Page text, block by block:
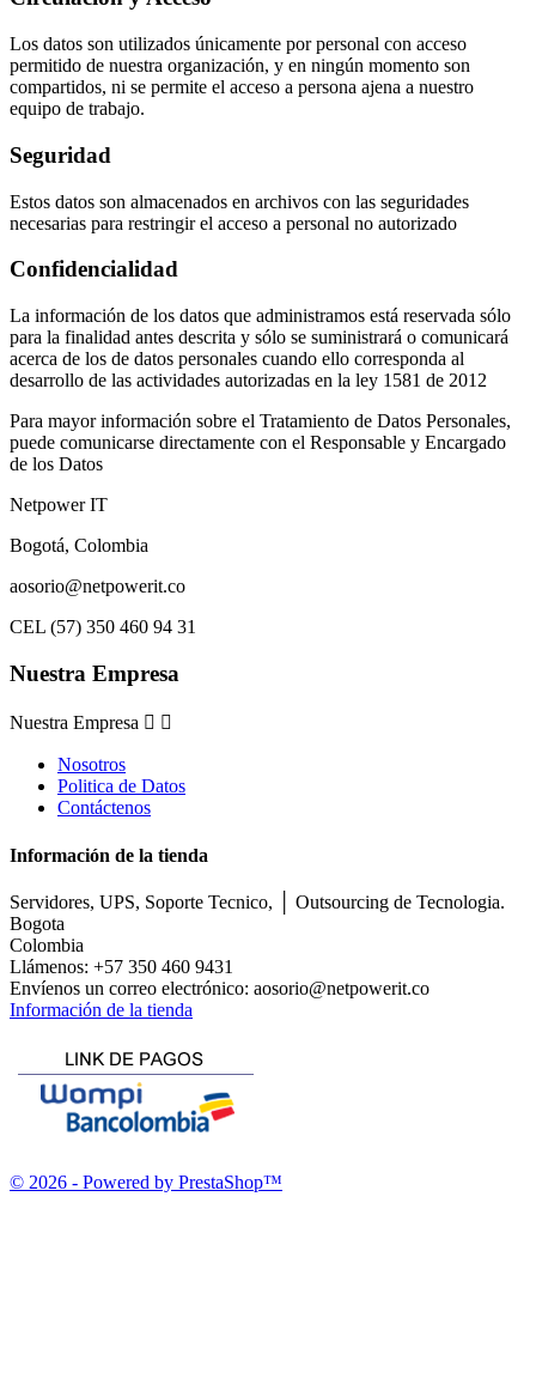
Los datos son utilizados únicamente por personal con acceso
permitido de nuestra organización, y en ningún momento son
compartidos, ni se permite el acceso a persona ajena a nuestro
equipo de trabajo.
Seguridad
Estos datos son almacenados en archivos con las seguridades
necesarias para restringir el acceso a personal no autorizado
Confidencialidad
La información de los datos que administramos está reservada sólo
para la finalidad antes descrita y sólo se suministrará o comunicará
acerca de los de datos personales cuando ello corresponda al
desarrollo de las actividades autorizadas en la ley 1581 de 2012
Para mayor información sobre el Tratamiento de Datos Personales,
puede comunicarse directamente con el Responsable y Encargado
de los Datos
Netpower IT
Bogotá, Colombia
aosorio@netpowerit.co
CEL (57) 350 460 94 31
Nuestra Empresa
Nuestra Empresa  
Nosotros
Politica de Datos
Contáctenos
Información de la tienda
Servidores, UPS, Soporte Tecnico, │ Outsourcing de Tecnologia.
Bogota
Colombia
Llámenos: +57 350 460 9431
Envíenos un correo electrónico: aosorio@netpowerit.co
Información de la tienda
© 2026 - Powered by PrestaShop™